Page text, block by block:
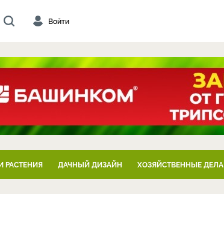
Войти
РАСТЕНИЯ ДАЧНЫЙ ДИЗАЙН ХОЗЯЙСТВЕННЫЕ ДЕЛА